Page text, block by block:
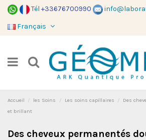
Tél+33676700990
Français
Accueil les Soins Les soins capillaires
Des
et brillant
Des cheveux permanentés